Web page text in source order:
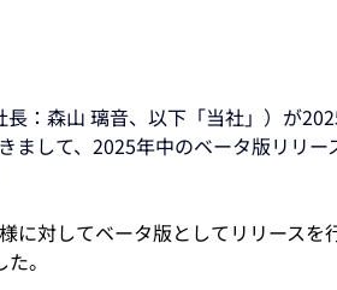
：森山 璃音、以下「当社」）が
して、2025年中のベータ版リリ
に対してベータ版としてリリース
。